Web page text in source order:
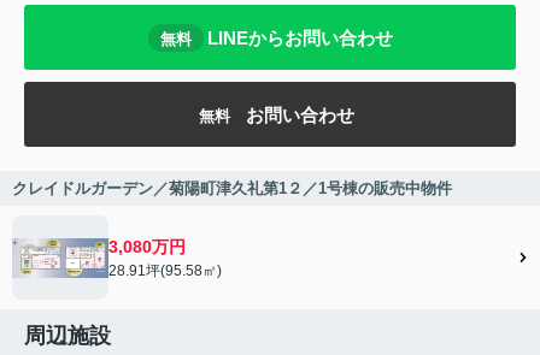
無料 LINEからお問い合わせ
無料 お問い合わせ
クレイドルガーデン／菊陽町津久礼第1２／1号棟の販売中物件
3,080万円
28.91坪(95.58㎡)
周辺施設